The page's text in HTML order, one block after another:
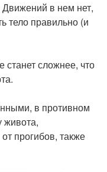
Движений в нем нет,
тело правильно (и
станет сложнее, что
в противном
живота,
прогибов, также